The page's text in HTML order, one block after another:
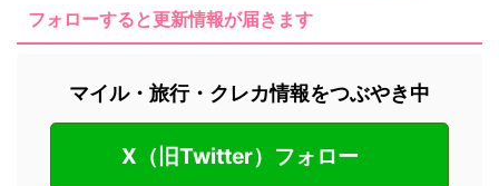
フォローすると更新情報が届きます
マイル・旅行・クレカ情報をつぶやき中
X（旧Twitter）フォロー